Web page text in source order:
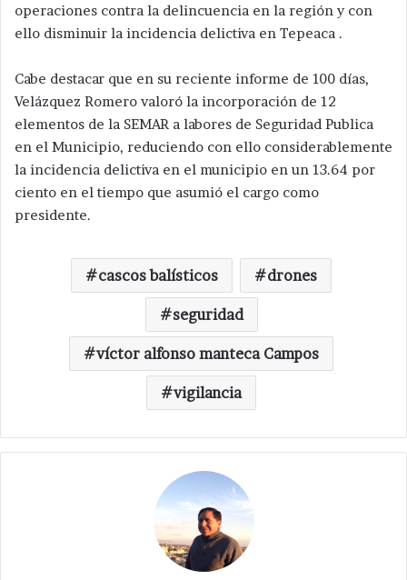
operaciones contra la delincuencia en la región y con
ello disminuir la incidencia delictiva en Tepeaca .
Cabe destacar que en su reciente informe de 100 días,
Velázquez Romero valoró la incorporación de 12
elementos de la SEMAR a labores de Seguridad Publica
en el Municipio, reduciendo con ello considerablemente
la incidencia delictiva en el municipio en un 13.64 por
ciento en el tiempo que asumió el cargo como
presidente.
cascos balísticos drones
seguridad
víctor alfonso manteca Campos
vigilancia